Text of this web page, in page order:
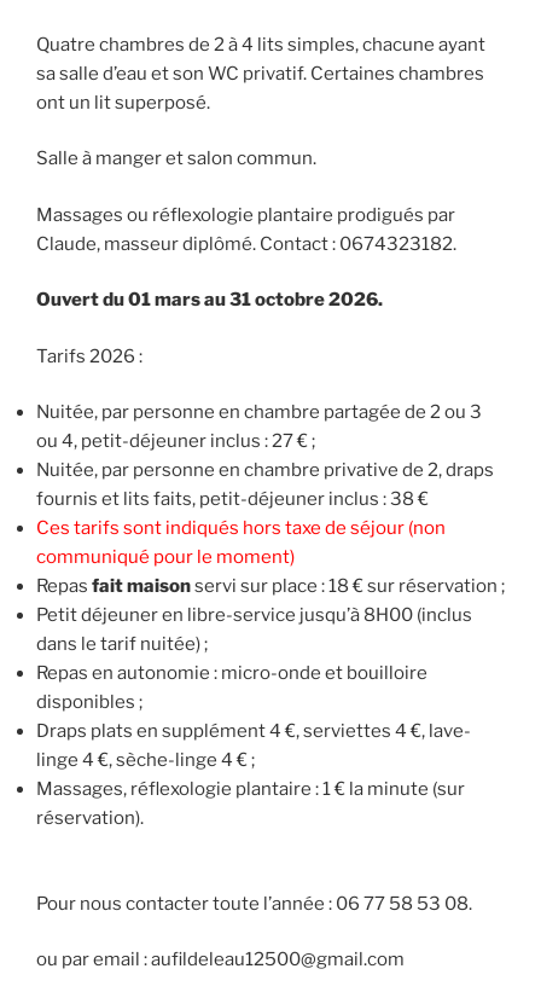
Quatre chambres de 2 à 4 lits simples, chacune ayant
sa salle d’eau et son WC privatif. Certaines chambres
ont un lit superposé.
Salle à manger et salon commun.
Massages ou réflexologie plantaire prodigués par
Claude, masseur diplômé. Contact : 0674323182.
Ouvert du 01 mars au 31 octobre 2026.
Tarifs 2026 :
Nuitée, par personne en chambre partagée de 2 ou 3
ou 4, petit-déjeuner inclus : 27 € ;
Nuitée, par personne en chambre privative de 2, draps
fournis et lits faits, petit-déjeuner inclus : 38 €
Ces tarifs sont indiqués hors taxe de séjour (non
communiqué pour le moment)
Repas fait maisonservi sur place : 18 € sur réservation ;
Petit déjeuner en libre-service jusqu’à 8H00 (inclus
dans le tarif nuitée) ;
Repas en autonomie : micro-onde et bouilloire
disponibles ;
Draps plats en supplément 4 €, serviettes 4 €, lave-
linge 4 €, sèche-linge 4 € ;
Massages, réflexologie plantaire : 1 € la minute (sur
réservation).
Pour nous contacter toute l’année : 06 77 58 53 08.
ou par email : aufildeleau12500@gmail.com